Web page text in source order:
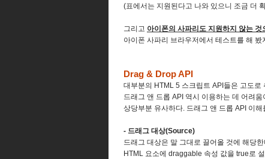
(표에서는 지원된다고 나와 있으니 조금 더
그리고 아이폰의 사파리도 지원하지 않는 것
아이폰 사파리 브라우저에서 테스트를 해
Drag & Drop API
대부분의 HTML 5 스크립트 API들은 고도
드래그 앤 드롭 API 역시 이용하는 데 어려
상당부분 유사하다. 드래그 앤 드롭 API 이
- 드래그 대상(Source)
드래그 대상은 말 그대로 끌어올 것에 해당
HTML 요소에 draggable 속성 값을 true로